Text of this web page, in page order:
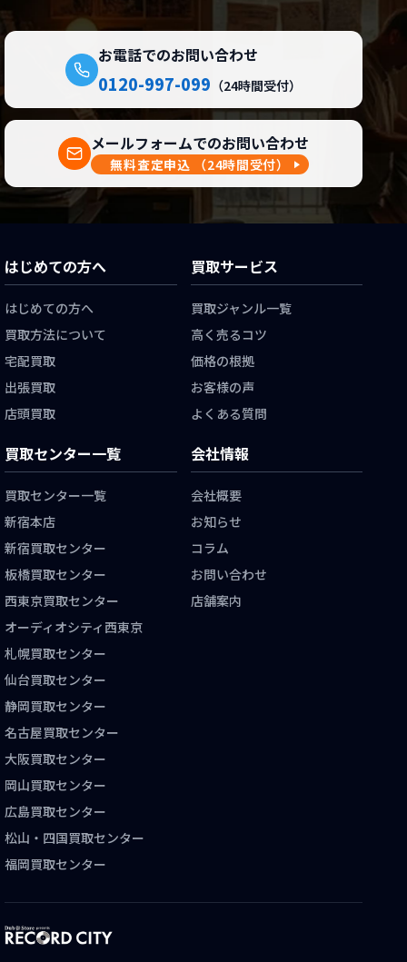
お電話でのお問い合わせ
0120-997-099 （24時間受付）
メールフォームでのお問い合わせ
無料査定申込 （24時間受付）
はじめての方へ
はじめての方へ
買取方法について
宅配買取
出張買取
店頭買取
買取サービス
買取ジャンル一覧
高く売るコツ
価格の根拠
お客様の声
よくある質問
買取センター一覧
買取センター一覧
新宿本店
新宿買取センター
板橋買取センター
西東京買取センター
オーディオシティ西東京
札幌買取センター
仙台買取センター
静岡買取センター
名古屋買取センター
大阪買取センター
岡山買取センター
広島買取センター
松山・四国買取センター
福岡買取センター
会社情報
会社概要
お知らせ
コラム
お問い合わせ
店舗案内